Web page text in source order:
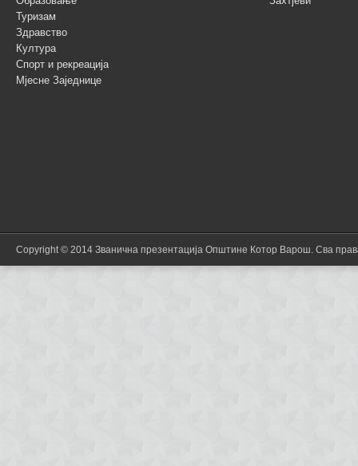
Туризам
Здравство
Култура
Спорт и рекреација
Мјесне Заједнице
Copyright © 2014 Званична презентација Општине Котор Варош. Сва